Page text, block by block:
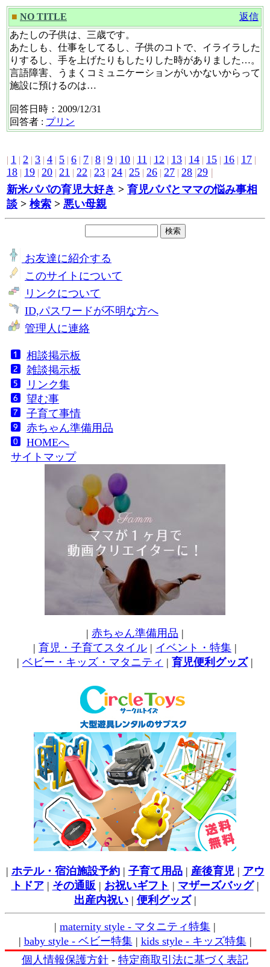
■ NO TITLE
返信
あたしの子供は、三歳です。
あたしも、仕事をしてるし、子供のコトで、イライラした
りするし、手を上げたりもしたりした時がありました…。
言語障害、うまくコミュニケーションがいかないからって
施設に預けるのは…
回答日時：2009/12/31
回答者 : プリン
| 1 | 2 | 3 | 4 | 5 | 6 | 7 | 8 | 9 | 10 | 11 | 12 | 13 | 14 | 15 | 16 | 17 |
18 | 19 | 20 | 21 | 22 | 23 | 24 | 25 | 26 | 27 | 28 |29 |
新米パパの育児大好き > 育児パパとママの悩み事相
談 > 検索 > 悪い母親
お友達に紹介する
このサイトについて
リンクについて
ID,パスワードが不明な方へ
管理人に連絡
相談掲示板
雑談掲示板
リンク集
望む事
子育て事情
赤ちゃん準備用品
HOMEへ
サイトマップ
| 赤ちゃん準備用品 |
| 育児・子育てスタイル | イベント・特集 |
| ベビー・キッズ・マタニティ | 育児便利グッズ|
| ホテル・宿泊施設予約| 子育て用品| 産後育児| アウ
トドア| その通販 | お祝いギフト | マザーズバッグ|
出産内祝い| 便利グッズ|
| maternity style - マタニティ特集 |
| baby style - ベビー特集| kids style - キッズ特集|
個人情報保護方針 - 特定商取引法に基づく表記